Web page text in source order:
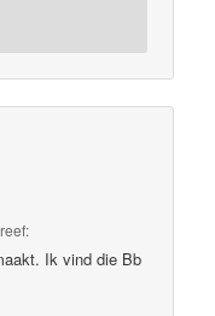
Ik vind die Bb